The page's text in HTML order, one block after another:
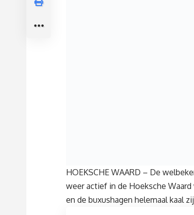
HOEKSCHE WAARD – De
weer actief in de Hoeksche
en de buxushagen helemaal kaal